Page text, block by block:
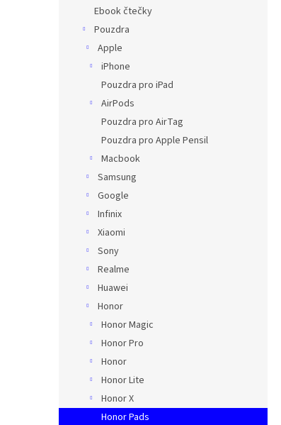
Ebook čtečky
Pouzdra
Apple
iPhone
Pouzdra pro iPad
AirPods
Pouzdra pro AirTag
Pouzdra pro Apple Pensil
Macbook
Samsung
Google
Infinix
Xiaomi
Sony
Realme
Huawei
Honor
Honor Magic
Honor Pro
Honor
Honor Lite
Honor X
Honor Pads